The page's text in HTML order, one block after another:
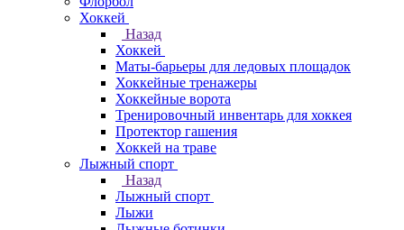
Хоккей
Назад
Хоккей
Маты-барьеры для ледовых площадок
Хоккейные тренажеры
Хоккейные ворота
Тренировочный инвентарь для хоккея
Протектор гашения
Хоккей на траве
Лыжный спорт
Назад
Лыжный спорт
Лыжи